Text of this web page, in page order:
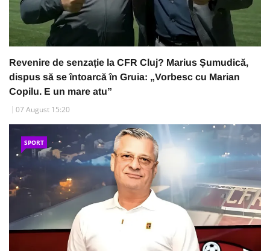
Revenire de senzație la CFR Cluj? Marius Șumudică,
dispus să se întoarcă în Gruia: „Vorbesc cu Marian
Copilu. E un mare atu”
07 August 15:20
SPORT